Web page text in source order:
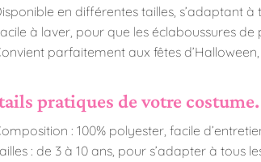
en différentes tailles, s’adaptant
à laver, pour que les éclaboussures
parfaitement aux fêtes
pratiques de votre costume.
: 100% polyester, facile
: de 3 à 10 ans, pour s’adapter à tous